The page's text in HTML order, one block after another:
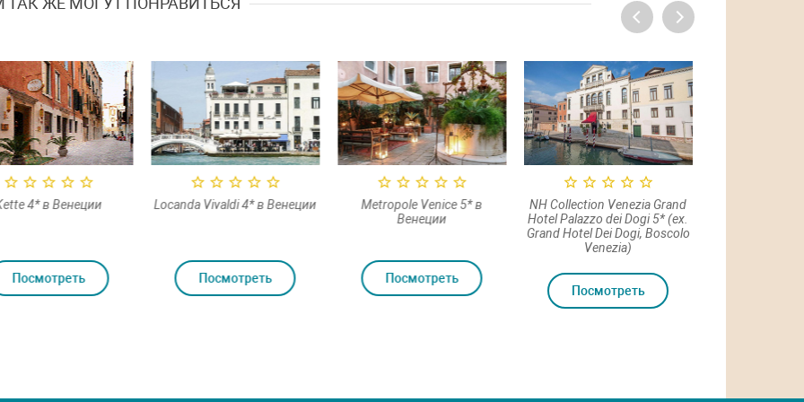
4* в Венеции
Посмотреть
Locanda Vivaldi 4* в Венеции
Посмотреть
Metropole Venice 5* в
Венеции
Посмотреть
NH Collection Venezia Grand
Hotel Palazzo dei Dogi 5* (ex.
Grand Hotel Dei Dogi, Boscolo
Venezia)
Посмотреть